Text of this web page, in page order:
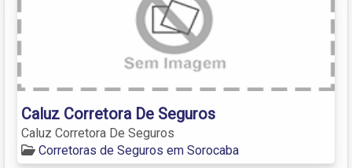
Caluz Corretora De Seguros
Caluz Corretora De Seguros
Corretoras de Seguros em Sorocaba